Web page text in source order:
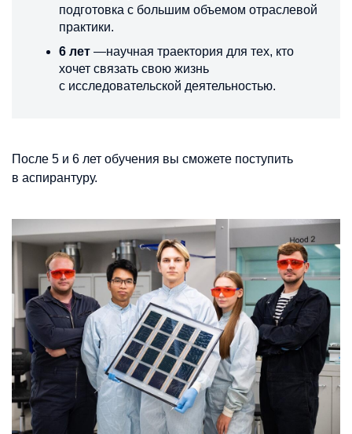
подготовка с большим объемом отраслевой
практики.
6 лет —научная траектория для тех, кто
хочет связать свою жизнь
с исследовательской деятельностью.
После 5 и 6 лет обучения вы сможете поступить
в аспирантуру.